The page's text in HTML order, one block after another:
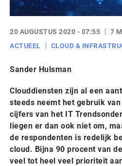
20 AUGUSTUS 2020 - 07:55
7
ACTUEEL
CLOUD &
Sander Hulsman
Clouddiensten zijn al een
steeds neemt het gebruik
cijfers van het IT
liegen er dan ook niet om,
de respondenten is redelijk
cloud. Bijna 90 procent van
veel tot heel veel prioriteit